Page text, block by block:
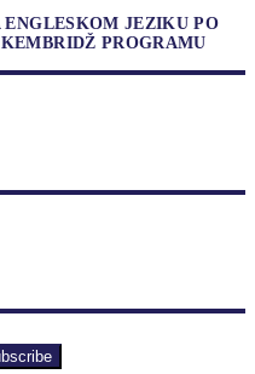
ENGLESKOM JEZIKU PO
PROGRAMU